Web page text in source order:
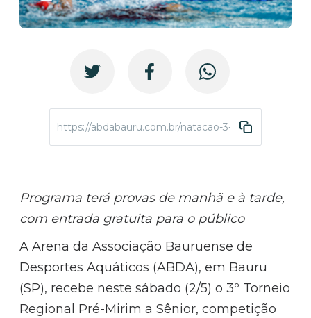
https://abdabauru.com.br/natacao-3-torneio-
Programa terá provas de manhã e à tarde,
com entrada gratuita para o público
A Arena daAssociação Bauruense de
Desportes Aquáticos (ABDA), em Bauru
(SP), recebe neste sábado (2/5) o 3º Torneio
Regional Pré-Mirim a Sênior, competição